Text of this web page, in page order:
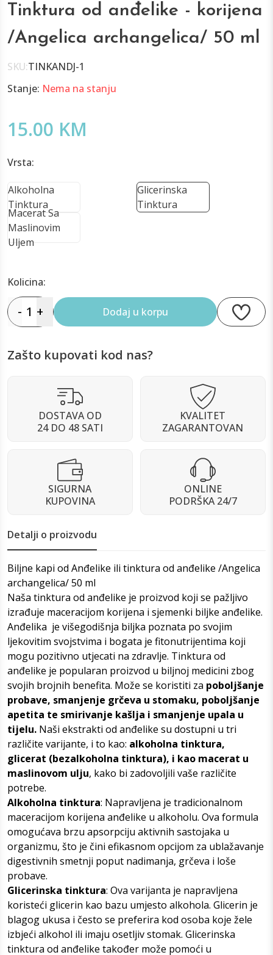
Tinktura od anđelike - korijena
/Angelica archangelica/ 50 ml
SKU:TINKANDJ-1
Stanje: Nema na stanju
15.00 KM
Vrsta:
Alkoholna
Tinktura
Glicerinska
Tinktura
Macerat Sa
Maslinovim
Uljem
Kolicina:
- 1 + Dodaj u korpu
Zašto kupovati kod nas?
DOSTAVA OD
24 DO 48 SATI
KVALITET
ZAGARANTOVAN
SIGURNA
KUPOVINA
ONLINE
PODRŠKA 24/7
Detalji o proizvodu
Biljne kapi od Anđelike ili tinktura od anđelike /Angelica
archangelica/ 50 ml
Naša tinktura od anđelike je proizvod koji se pažljivo
izrađuje maceracijom korijena i sjemenki biljke anđelike.
Anđelika je višegodišnja biljka poznata po svojim
ljekovitim svojstvima i bogata je fitonutrijentima koji
mogu pozitivno utjecati na zdravlje. Tinktura od
anđelike je popularan proizvod u biljnoj medicini zbog
svojih brojnih benefita. Može se koristiti za poboljšanje
probave, smanjenje grčeva u stomaku, poboljšanje
apetita te smirivanje kašlja i smanjenje upala u
tijelu. Naši ekstrakti od anđelike su dostupni u tri
različite varijante, i to kao: alkoholna tinktura,
glicerat (bezalkoholna tinktura), i kao macerat u
maslinovom ulju, kako bi zadovoljili vaše različite
potrebe.
Alkoholna tinktura: Napravljena je tradicionalnom
maceracijom korijena anđelike u alkoholu. Ova formula
omogućava brzu apsorpciju aktivnih sastojaka u
organizmu, što je čini efikasnom opcijom za ublažavanje
digestivnih smetnji poput nadimanja, grčeva i loše
probave.
Glicerinska tinktura: Ova varijanta je napravljena
koristeći glicerin kao bazu umjesto alkohola. Glicerin je
blagog ukusa i često se preferira kod osoba koje žele
izbjeći alkohol ili imaju osetljiv stomak. Glicerinska
tinktura od anđelike također može pomoći u